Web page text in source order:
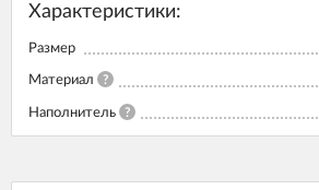
Характеристики:
Размер
Материал ?
Наполнитель ?